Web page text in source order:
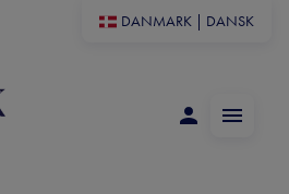
DANMARK DANSK